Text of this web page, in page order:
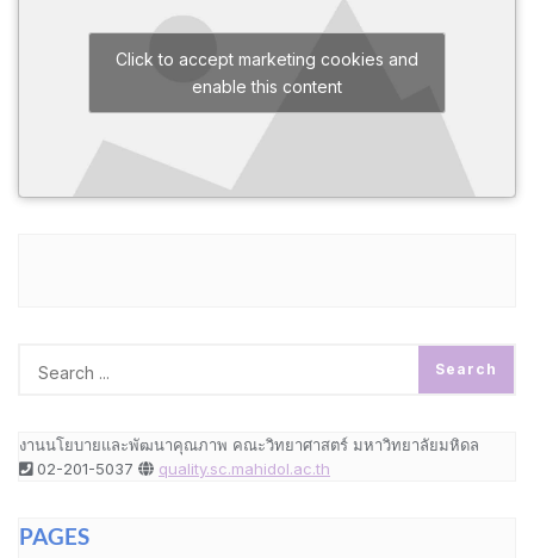
Click to accept marketing cookies and
enable this content
งานนโยบายและพัฒนาคุณภาพ คณะวิทยาศาสตร์ มหาวิทยาลัยมหิดล
02-201-5037
quality.sc.mahidol.ac.th
PAGES